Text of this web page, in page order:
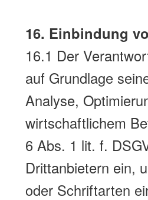
16. Einbindung
16.1 Der
auf Grundlage
Analyse,
wirtschaftlichem
6 Abs. 1 lit. f.
Drittanbietern ein,
oder Schriftarten